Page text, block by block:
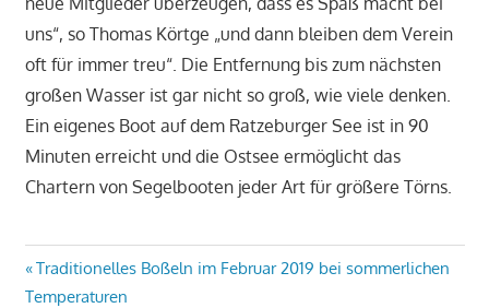
uns“, so Thomas Körtge „und dann bleiben dem Verein
oft für immer treu“. Die Entfernung bis zum nächsten
großen Wasser ist gar nicht so groß, wie viele denken.
Ein eigenes Boot auf dem Ratzeburger See ist in 90
Minuten erreicht und die Ostsee ermöglicht das
Chartern von Segelbooten jeder Art für größere Törns.
Beitragsnavigation
Vorheriger
Beitrag:
Traditionelles Boßeln im Februar 2019 bei sommerlichen
Temperaturen